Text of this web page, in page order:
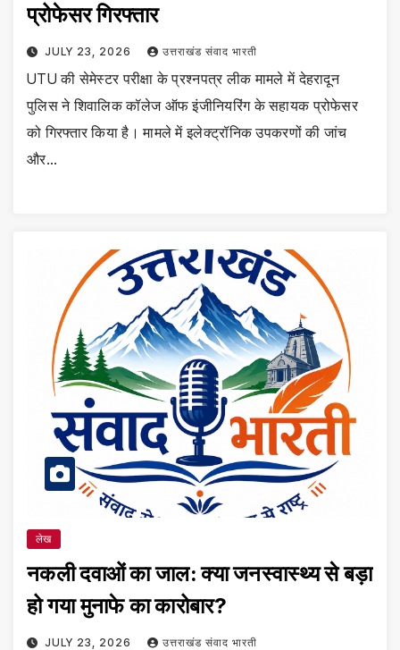
प्रोफेसर गिरफ्तार
JULY 23, 2026 उत्तराखंड संवाद भारती
UTU की सेमेस्टर परीक्षा के प्रश्नपत्र लीक मामले में देहरादून
पुलिस ने शिवालिक कॉलेज ऑफ इंजीनियरिंग के सहायक प्रोफेसर
को गिरफ्तार किया है। मामले में इलेक्ट्रॉनिक उपकरणों की जांच
और…
लेख
नकली दवाओं का जाल: क्या जनस्वास्थ्य से बड़ा
हो गया मुनाफे का कारोबार?
JULY 23, 2026 उत्तराखंड संवाद भारती